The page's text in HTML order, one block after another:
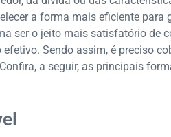
a forma mais eficiente para
ser o jeito mais satisfatório de
Sendo assim, é preciso
a seguir, as principais